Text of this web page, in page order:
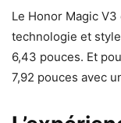
Le Honor Magic
technologie et
6,43 pouces. Et
7,92 pouces avec